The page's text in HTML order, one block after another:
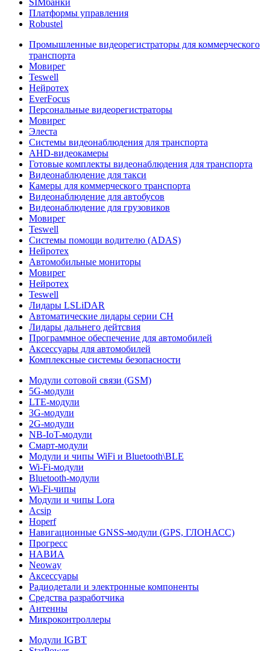
SIMбанки
Платформы управления
Robustel
Промышленные видеорегистраторы для коммерческого
транспорта
Мовирег
Teswell
Нейротех
EverFocus
Персональные видеорегистраторы
Мовирег
Элеста
Системы видеонаблюдения для транспорта
AHD-видеокамеры
Готовые комплекты видеонаблюдения для транспорта
Видеонаблюдение для такси
Камеры для коммерческого транспорта
Видеонаблюдение для автобусов
Видеонаблюдение для грузовиков
Мовирег
Teswell
Системы помощи водителю (ADAS)
Нейротех
Автомобильные мониторы
Мовирег
Нейротех
Teswell
Лидары LSLiDAR
Автоматические лидары серии CH
Лидары дальнего дейтсвия
Программное обеспечение для автомобилей
Аксессуары для автомобилей
Комплексные системы безопасности
Модули сотовой связи (GSM)
5G-модули
LTE-модули
3G-модули
2G-модули
NB-IoT-модули
Смарт-модули
Модули и чипы WiFi и Bluetooth\BLE
Wi-Fi-модули
Bluetooth-модули
Wi-Fi-чипы
Модули и чипы Lora
Acsip
Hoperf
Навигационные GNSS-модули (GPS, ГЛОНАСС)
Прогресс
НАВИА
Neoway
Аксессуары
Радиодетали и электронные компоненты
Средства разработчика
Антенны
Микроконтроллеры
Модули IGBT